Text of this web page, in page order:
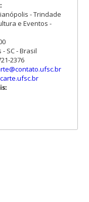
- Trindade
e Eventos -
SC - Brasil
2376